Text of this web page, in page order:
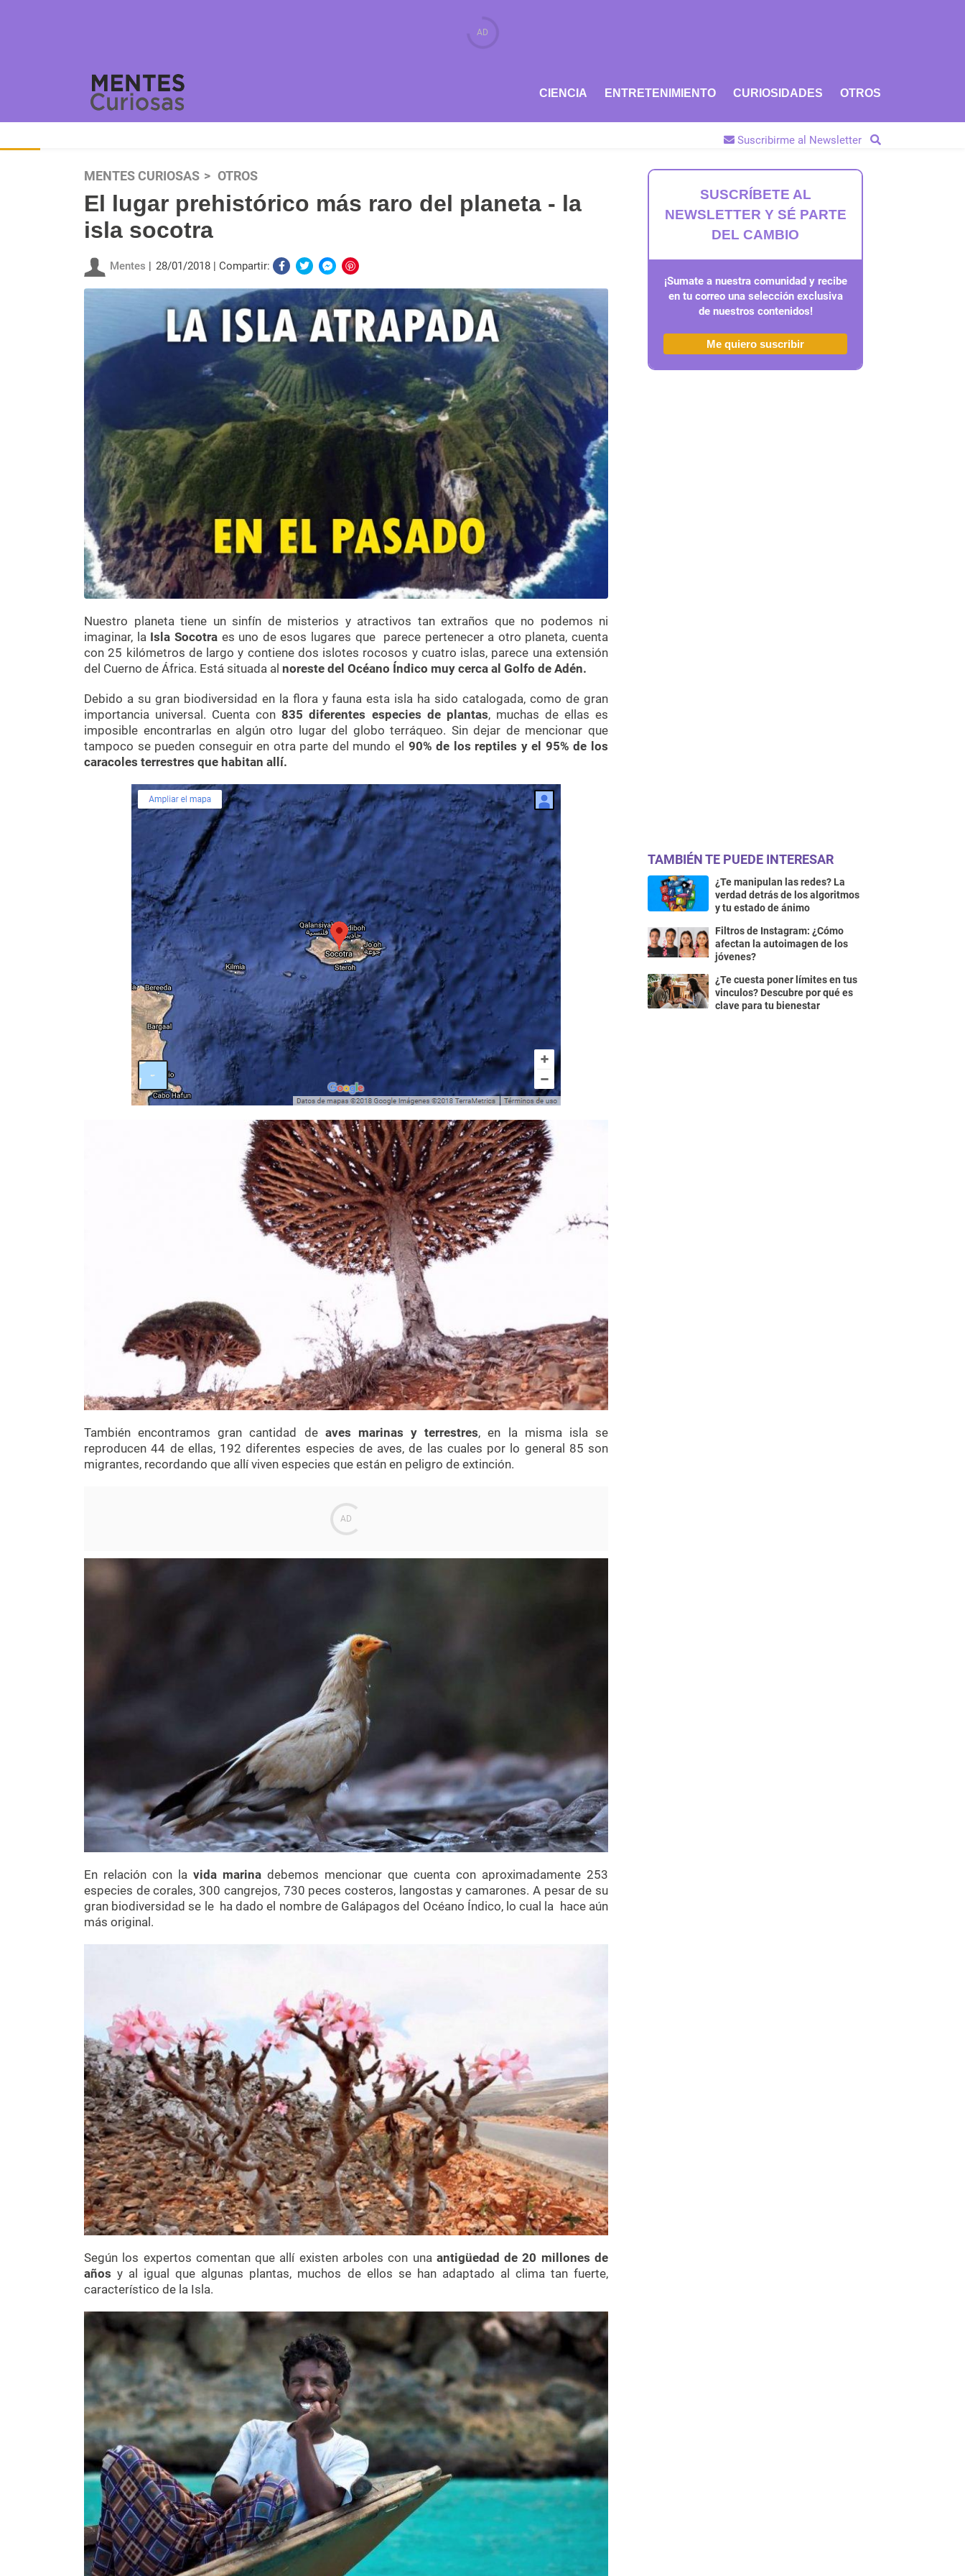
CIENCIA ENTRETENIMIENTO CURIOSIDADES OTROS
Suscribirme al Newsletter
MENTES CURIOSAS OTROS
El lugar prehistórico más raro del planeta - la
isla socotra
Mentes 28/01/2018 Compartir:
Nuestro planeta tiene un sinfín de misterios y atractivos tan extraños que no podemos ni
imaginar, la Isla Socotraes uno de esos lugares que parece pertenecer a otro planeta, cuenta
con 25 kilómetros de largo y contiene dos islotes rocosos y cuatro islas, parece una extensión
del Cuerno de África. Está situada al noreste del Océano Índico muy cerca al Golfo de Adén.
Debido a su gran biodiversidad en la flora y fauna esta isla ha sido catalogada, como de gran
importancia universal. Cuenta con835 diferentes especies de plantas, muchas de ellas es
imposible encontrarlas en algún otro lugar del globo terráqueo. Sin dejar de mencionar que
tampoco se pueden conseguir en otra parte del mundo el 90% de los reptiles y el 95% de los
caracoles terrestres que habitan allí.
También encontramos gran cantidad de aves marinas y terrestres, en la misma isla se
reproducen 44 de ellas, 192 diferentes especies de aves, de las cuales por lo general 85 son
migrantes, recordando que allí viven especies que están en peligro de extinción.
En relación con la vida marina debemos mencionar que cuenta con aproximadamente 253
especies de corales, 300 cangrejos, 730 peces costeros, langostas y camarones. A pesar de su
gran biodiversidad se le ha dado el nombre de Galápagos del Océano Índico, lo cual la hace aún
más original.
Según los expertos comentan que allí existen arboles con una antigüedad de 20 millones de
años y al igual que algunas plantas, muchos de ellos se han adaptado al clima tan fuerte,
característico de la Isla.
SUSCRÍBETE AL
NEWSLETTER Y SÉ PARTE
DEL CAMBIO
¡Sumate a nuestra comunidad y recibe
en tu correo una selección exclusiva
de nuestros contenidos!
Me quiero suscribir
TAMBIÉN TE PUEDE INTERESAR
¿Te manipulan las redes? La
verdad detrás de los algoritmos
y tu estado de ánimo
Filtros de Instagram: ¿Cómo
afectan la autoimagen de los
jóvenes?
¿Te cuesta poner límites en tus
vinculos? Descubre por qué es
clave para tu bienestar